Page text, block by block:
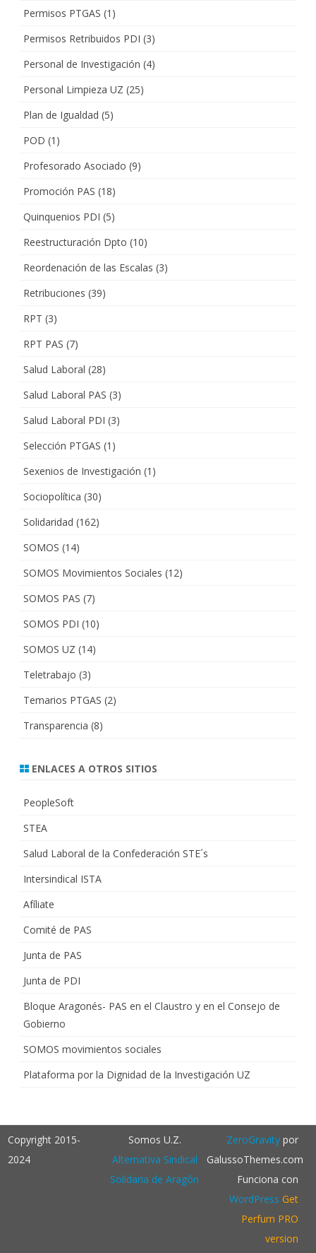
Permisos PTGAS (1)
Permisos Retribuidos PDI (3)
Personal de Investigación (4)
Personal Limpieza UZ (25)
Plan de Igualdad (5)
POD (1)
Profesorado Asociado (9)
Promoción PAS (18)
Quinquenios PDI (5)
Reestructuración Dpto (10)
Reordenación de las Escalas (3)
Retribuciones (39)
RPT (3)
RPT PAS (7)
Salud Laboral (28)
Salud Laboral PAS (3)
Salud Laboral PDI (3)
Selección PTGAS (1)
Sexenios de Investigación (1)
Sociopolítica (30)
Solidaridad (162)
SOMOS (14)
SOMOS Movimientos Sociales (12)
SOMOS PAS (7)
SOMOS PDI (10)
SOMOS UZ (14)
Teletrabajo (3)
Temarios PTGAS (2)
Transparencia (8)
ENLACES A OTROS SITIOS
PeopleSoft
STEA
Salud Laboral de la Confederación STE´s
Intersindical ISTA
Afíliate
Comité de PAS
Junta de PAS
Junta de PDI
Bloque Aragonés- PAS en el Claustro y en el Consejo de
Gobierno
SOMOS movimientos sociales
Plataforma por la Dignidad de la Investigación UZ
Copyright 2015-
2024
Somos U.Z.
Alternativa Sindical
Solidaria de Aragón
ZeroGravitypor
GalussoThemes.com
Funciona con
WordPress Get
Perfum PRO
version